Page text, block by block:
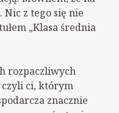
z tego się nie
„Klasa średnia
rozpaczliwych
ci, którym
znacznie